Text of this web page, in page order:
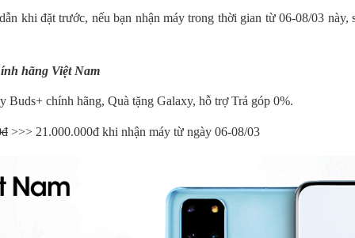
khi đặt trước, nếu bạn nhận máy trong thời gian từ 06-08/03 này,
hãng Việt Nam
Buds+ chính hãng, Quà tặng Galaxy, hỗ trợ Trả góp 0%.
>>> 21.000.000đ khi nhận máy từ ngày 06-08/03